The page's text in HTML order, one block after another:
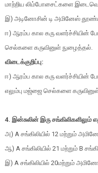
மாற்றிய லிம்போசைட்களை
இ) அடினோசின் டி அமினேஸ்
ஈ) ஆரம்ப கால கரு வளர்ச்சியின்
செல்களை கருவினுள் நுழைத்தல்.
விடைக்குறிப்பு:
ஈ) ஆரம்ப கால கரு வளர்ச்சியின்
எலும்பு மஜ்ஜை செல்களை
4. இன்சுலின் இரு
அ) A சங்கிலியில் 12 மற்றும்
ஆ) A சங்கிலியில் 21 மற்றும் B
இ) A சங்கிலியில் 20மற்றும்